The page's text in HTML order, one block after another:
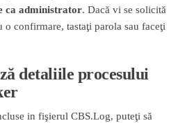
ca administrator. Dacă vi se solicită
o confirmare, tastaţi parola sau faceţi
detaliile procesului
in fişierul CBS.Log, puteţi să